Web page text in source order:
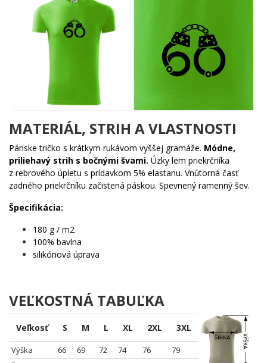
Prečo je tento motív úžasný?
Dve masívne putá spojené reťazou tvoria číslicu 60 –
jednoduchý, ale geniálny nápad, ktorý zaujme na prvý pohľad.
Čistý čierny dizajn pôsobí razantne a sebavedome, rovnako ako
každý správny policajt. Žiadne zbytočné ozdoby, len čistá sila
symbolu, ktorý hovorí za všetko.
Komu urobí radosť?
🔥 Policajtovi, ktorý oslavuje šesťdesiate narodeniny s
úsmevom a hrdosťou
🎯 Kolegom z oddelenia, ktorí hľadajú darček s vtipom aj
so zmyslom
💡 Rodine, ktorá chce osláviť jubileum originálne a
nezabudnuteľne
🌟 Každému, kto si zaslúži, aby jeho životné výročie malo
Šesťdesiat rokov je dôvod na oslavu – daj mu motív, ktorý to povie
nahlas. Objednaj ešte dnes a urob z jubilea nezabudnuteľný
MATERIÁL, STRIH A VLASTNOSTI
Pánske tričko s krátkym rukávom vyššej gramáže. Módne,
priliehavý strih s bočnými švami. Úzky lem priekrčníka
z rebrového úpletu s prídavkom 5% elastanu. Vnútorná časť
zadného priekrčníku začistená páskou. Spevnený ramenný šev.
Špecifikácia:
180 g / m2
100% bavlna
silikónová úprava
VEĽKOSTNÁ TABUĽKA
Veľkosť S M L XL 2XL 3XL
Výška 66 69 72 74 76
79